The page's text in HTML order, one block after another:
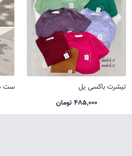
تیشرت باکسی یل
485,000 تومان
ست